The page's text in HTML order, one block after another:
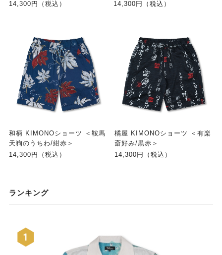
14,300円（税込）
14,300円（税込）
和柄 KIMONOショーツ ＜鞍馬
天狗のうちわ/紺赤＞
14,300円（税込）
橘屋 KIMONOショーツ ＜有楽
斎好み/黒赤＞
14,300円（税込）
ランキング